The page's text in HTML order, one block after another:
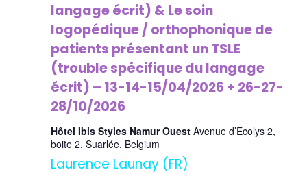
langage écrit) & Le soin
logopédique / orthophonique de
patients présentant un TSLE
(trouble spécifique du langage
écrit) – 13-14-15/04/2026 + 26-27-
28/10/2026
Hôtel Ibis Styles Namur Ouest Avenue d’Ecolys 2,
boite 2, Suarlée, Belgium
Laurence Launay (FR)